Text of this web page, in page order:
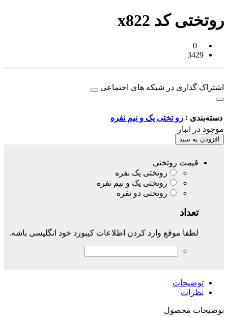
روتختی کد x822
0
3429
اشتراک گذاری در شبکه های اجتماعی
دسته‌بندی : رو تختی یک و نیم نفره
موجود در انبار
افزودن به سبد
قیمت روتختی
روتختی یک نفره
روتختی یک و نیم نفره
روتختی دو نفره
تعداد
لطفا موقع وارد کردن اطلاعات کیبورد خود انگلیسی باشه.
توضیحات
نظرات
توضیحات محصول